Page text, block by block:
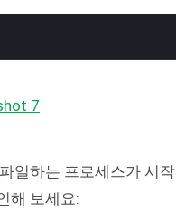
일하는 프로세스가 시
해 보세요: